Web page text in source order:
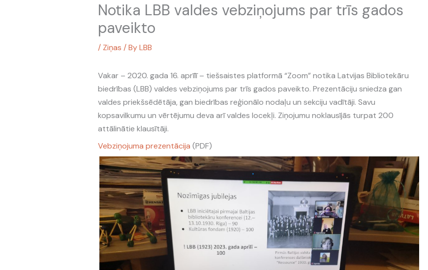
Notika LBB valdes vebziņojums par trīs gados
paveikto
/ Ziņas / ByLBB
Vakar – 2020. gada 16. aprīlī – tiešsaistes platformā “Zoom” notika Latvijas Bibliotekāru
biedrības (LBB) valdes vebziņojums par trīs gados paveikto. Prezentāciju sniedza gan
valdes priekšsēdētāja, gan biedrības reģionālo nodaļu un sekciju vadītāji. Savu
kopsavilkumu un vērtējumu deva arī valdes locekļi. Ziņojumu noklausījās turpat 200
attālinātie klausītāji.
Vebziņojuma prezentācija (PDF)